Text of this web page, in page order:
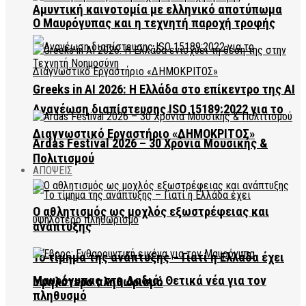
Αμυντική καινοτομία με ελληνικό αποτύπωμα
Ανανέωση διαπίστευσης ISO 15189:2022 για το
Διαγνωστικό Εργαστήριο «ΔΗΜΟΚΡΙΤΟΣ»
ΑΠΟΨΕΙΣ
Το τίμημα της ανάπτυξης – Γιατί η Ελλάδα έχει
υψηλότερο πληθωρισμό
Ο Μαυρόγυπας και η τεχνητή παροχή τροφής
Greeks in AI 2026: Η Ελλάδα στο επίκεντρο της AI
Ardas Festival 2026 – 30 Χρόνια Μουσικής &
Πολιτισμού
Ο αθλητισμός ως μοχλός εξωστρέφειας και
ανάπτυξης
Μαυρόγυπας στη Δαδιά: Θετικά νέα για τον
πληθυσμό